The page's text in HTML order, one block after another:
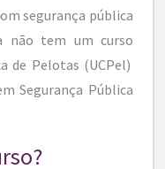
segurança pública
não tem um curso
de Pelotas (UCPel)
Segurança Pública